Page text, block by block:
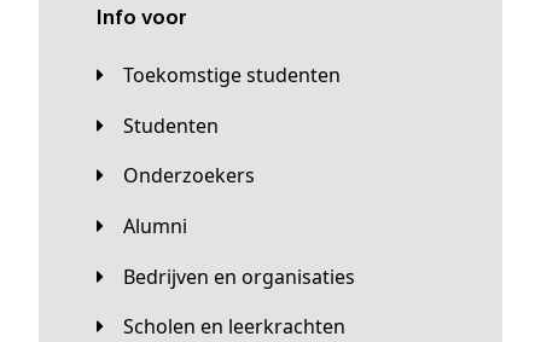
Info voor
Toekomstige studenten
Studenten
Onderzoekers
Alumni
Bedrijven en organisaties
Scholen en leerkrachten